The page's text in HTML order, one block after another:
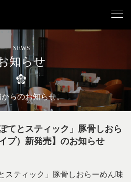
NEWS
知らせ
らのお知らせ。
てとスティック」豚骨しおら
プ）新発売】のお知らせ
スティック」豚骨しおらーめん味